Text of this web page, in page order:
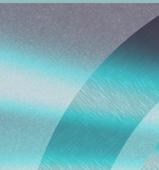
que tu hogar inteligente necesita.